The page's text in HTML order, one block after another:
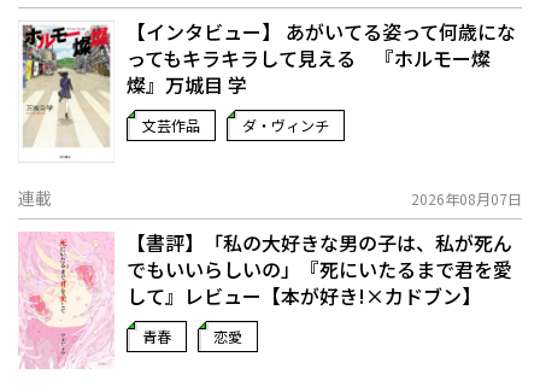
【インタビュー】 あがいてる姿って何歳にな
ってもキラキラして見える 『ホルモー燦
燦』万城目 学
文芸作品 ダ・ヴィンチ
連載 2026年08月07日
【書評】「私の大好きな男の子は、私が死ん
でもいいらしいの」――『死にいたるまで君を愛
して』レビュー【本が好き!×カドブン】
青春 恋愛